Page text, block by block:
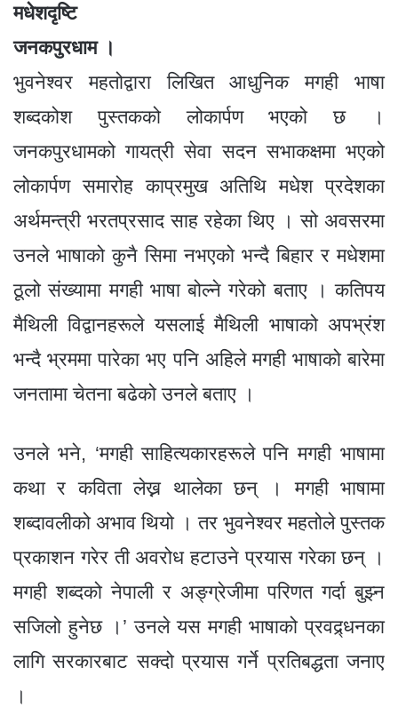
e
b
o
o
k
n
g
er
p
p
e
m
ar
e
मधेशदृष्टि
जनकपुरधाम ।
भुवनेश्वर महतोद्वारा लिखित आधुनिक मगही भाषा
शब्दकोश पुस्तकको लोकार्पण भएको छ ।
जनकपुरधामको गायत्री सेवा सदन सभाकक्षमा भएको
लोकार्पण समारोह काप्रमुख अतिथि मधेश प्रदेशका
अर्थमन्त्री भरतप्रसाद साह रहेका थिए । सो अवसरमा
उनले भाषाको कुनै सिमा नभएको भन्दै बिहार र मधेशमा
ठूलो संख्यामा मगही भाषा बोल्ने गरेको बताए । कतिपय
मैथिली विद्वानहरूले यसलाई मैथिली भाषाको अपभ्रंश
भन्दै भ्रममा पारेका भए पनि अहिले मगही भाषाको बारेमा
जनतामा चेतना बढेको उनले बताए ।
उनले भने, ‘मगही साहित्यकारहरूले पनि मगही भाषामा
कथा र कविता लेख्न थालेका छन् । मगही भाषामा
शब्दावलीको अभाव थियो । तर भुवनेश्वर महतोले पुस्तक
प्रकाशन गरेर ती अवरोध हटाउने प्रयास गरेका छन् ।
मगही शब्दको नेपाली र अङ्ग्रेजीमा परिणत गर्दा बुझ्न
सजिलो हुनेछ ।’ उनले यस मगही भाषाको प्रवद्र्धनका
लागि सरकारबाट सक्दो प्रयास गर्ने प्रतिबद्धता जनाए
।